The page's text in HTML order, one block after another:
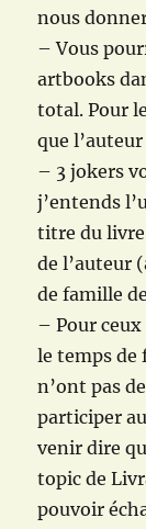
nous
– Vous
artbooks
total. Pour
que
– 3 jokers
j’entends
titre du
de l’auteur
de famille
– Pour
le temps de
n’ont pas
participer
venir dire
topic de
pouvoir